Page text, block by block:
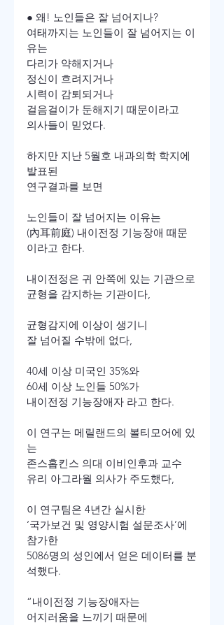
● 왜! 노인들은 잘 넘어지나?
여태까지는 노인들이 잘 넘어지는 이
유는
다리가 약해지거나
정신이 흐려지거나
시력이 감퇴되거나
걸음걸이가 둔해지기 때문이라고
의사들이 믿었다.
하지만 지난 5월호 내과의학 학지에
발표된
연구결과를 보면
노인들이 잘 넘어지는 이유는
(內耳前庭) 내이전정 기능장애 때문
이라고 한다.
내이전정은 귀 안쪽에 있는 기관으로
균형을 감지하는 기관이다,
균형감지에 이상이 생기니
잘 넘어질 수밖에 없다,
40세 이상 미국인 35%와
60세 이상 노인들 50%가
내이전정 기능장애자 라고 한다.
이 연구는 메릴랜드의 볼티모어에 있
는
존스홉킨스 의대 이비인후과 교수
유리 아그라월 의사가 주도했다,
이 연구팀은 4년간 실시한
‘국가보건 및 영양시험 설문조사’에
참가한
5086명의 성인에서 얻은 데이터를 분
석했다.
“내이전정 기능장애자는
어지러움을 느끼기 때문에